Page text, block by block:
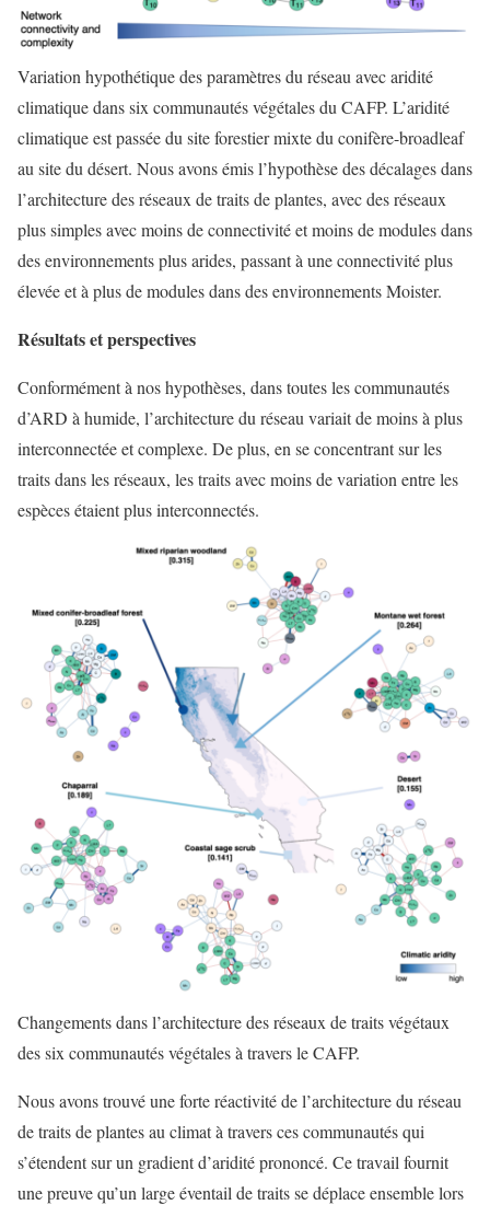
Variation hypothétique des paramètres du réseau avec aridité
climatique dans six communautés végétales du CAFP. L’aridité
climatique est passée du site forestier mixte du conifère-broadleaf
au site du désert. Nous avons émis l’hypothèse des décalages dans
l’architecture des réseaux de traits de plantes, avec des réseaux
plus simples avec moins de connectivité et moins de modules dans
des environnements plus arides, passant à une connectivité plus
élevée et à plus de modules dans des environnements Moister.
Résultats et perspectives
Conformément à nos hypothèses, dans toutes les communautés
d’ARD à humide, l’architecture du réseau variait de moins à plus
interconnectée et complexe. De plus, en se concentrant sur les
traits dans les réseaux, les traits avec moins de variation entre les
espèces étaient plus interconnectés.
Changements dans l’architecture des réseaux de traits végétaux
des six communautés végétales à travers le CAFP.
Nous avons trouvé une forte réactivité de l’architecture du réseau
de traits de plantes au climat à travers ces communautés qui
s’étendent sur un gradient d’aridité prononcé. Ce travail fournit
une preuve qu’un large éventail de traits se déplace ensemble lors